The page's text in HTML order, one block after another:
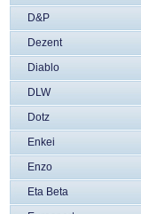
D&P
Dezent
Diablo
DLW
Dotz
Enkei
Enzo
Eta Beta